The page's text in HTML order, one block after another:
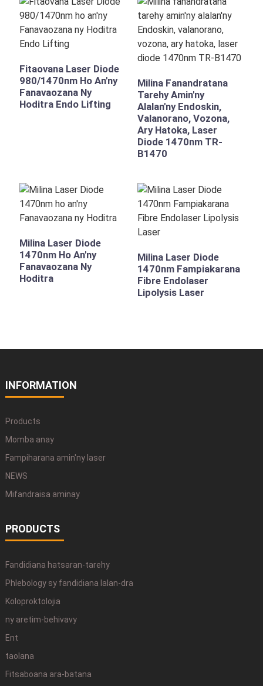
Fitaovana Laser Diode
980/1470nm Ho An'ny
Fanavaozana Ny
Hoditra Endo Lifting
Milina Fanandratana
Tarehy Amin'ny
Alalan'ny Endoskin,
Valanorano, Vozona,
Ary Hatoka, Laser
Diode 1470nm TR-
B1470
Milina Laser Diode
1470nm Ho An'ny
Fanavaozana Ny
Hoditra
Milina Laser Diode
1470nm Fampiakarana
Fibre Endolaser
Lipolysis Laser
INFORMATION
Products
Momba anay
Fampiharana amin'ny laser
NEWS
Mifandraisa aminay
PRODUCTS
Fandidiana hatsaran-tarehy
Phlebology sy fandidiana lalan-dra
Koloproktolojia
ny aretim-behivavy
Ent
taolana
Fitsaboana ara-batana